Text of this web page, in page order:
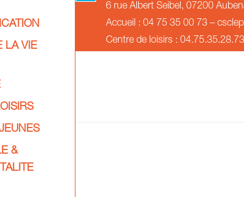
LA VIE
&
09-
07
6 rue Albert Seibel, 07200
Accueil : 04 75 35 00 73 –
Centre de loisirs :